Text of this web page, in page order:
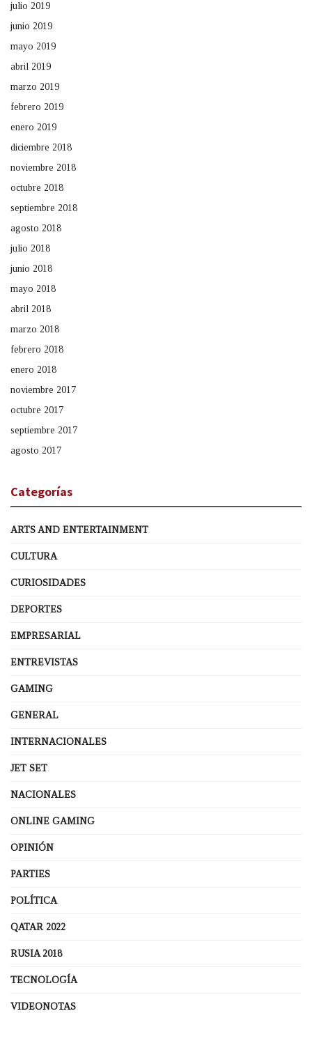
julio 2019
junio 2019
mayo 2019
abril 2019
marzo 2019
febrero 2019
enero 2019
diciembre 2018
noviembre 2018
octubre 2018
septiembre 2018
agosto 2018
julio 2018
junio 2018
mayo 2018
abril 2018
marzo 2018
febrero 2018
enero 2018
noviembre 2017
octubre 2017
septiembre 2017
agosto 2017
Categorías
ARTS AND ENTERTAINMENT
CULTURA
CURIOSIDADES
DEPORTES
EMPRESARIAL
ENTREVISTAS
GAMING
GENERAL
INTERNACIONALES
JET SET
NACIONALES
ONLINE GAMING
OPINIÓN
PARTIES
POLÍTICA
QATAR 2022
RUSIA 2018
TECNOLOGÍA
VIDEONOTAS